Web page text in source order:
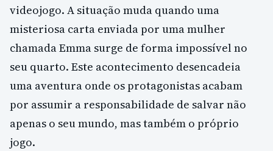
videojogo. A situação muda quando uma
misteriosa carta enviada por uma mulher
chamada Emma surge de forma impossível no
seu quarto. Este acontecimento desencadeia
uma aventura onde os protagonistas acabam
por assumir a responsabilidade de salvar não
apenas o seu mundo, mas também o próprio
jogo.